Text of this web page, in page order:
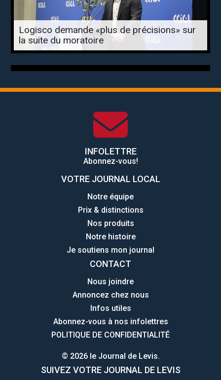
Logisco demande «plus de précisions» sur
la suite du moratoire
INFOLETTRE
Abonnez-vous!
VOTRE JOURNAL LOCAL
Notre équipe
Prix & distinctions
Nos produits
Notre histoire
Je soutiens mon journal
CONTACT
Nous joindre
Annoncez chez nous
Infos utiles
Abonnez-vous à nos infolettres
POLITIQUE DE CONFIDENTIALITÉ
© 2026 le Journal de Levis.
SUIVEZ VOTRE JOURNAL DE LEVIS